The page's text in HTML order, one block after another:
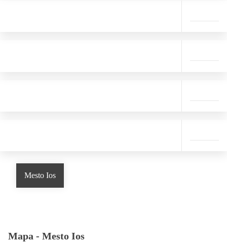
Mesto Ios
Mapa - Mesto Ios